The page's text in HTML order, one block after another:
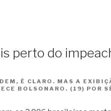
perto do
É CLARO. MAS A
BOLSONARO. (19) POR